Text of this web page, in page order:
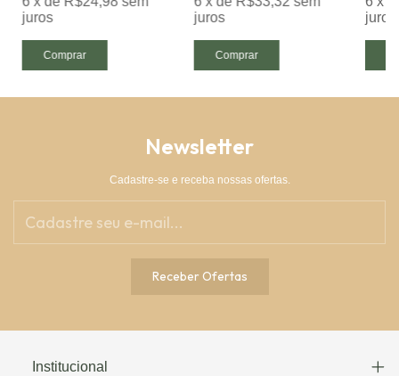
juros
Comprar
juros
Comprar
juros
Newsletter
Cadastre-se e receba nossas ofertas.
Institucional